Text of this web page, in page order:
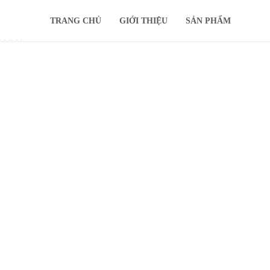
TRANG CHỦ GIỚI THIỆU SẢN PHẨM